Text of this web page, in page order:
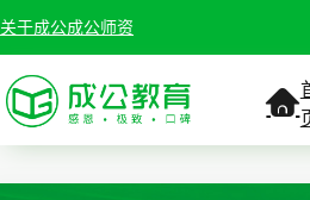
关于成公成公师资